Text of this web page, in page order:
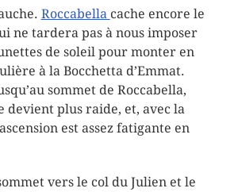
Roccabella cache encore le
ne tardera pas à nous imposer
de soleil pour monter en
à la Bocchetta d’Emmat.
sommet de Roccabella,
devient plus raide, et, avec la
est assez fatigante en
vers le col du Julien et le